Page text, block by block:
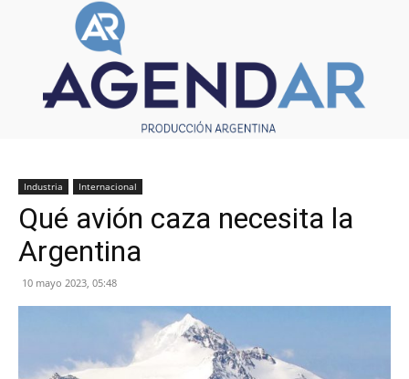
Industria Internacional
Qué avión caza necesita la
Argentina
10 mayo 2023, 05:48